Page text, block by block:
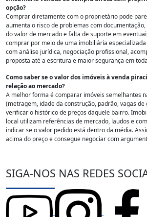
opção?
Comprar diretamente com o proprietário pode
aumenta o risco de problemas com
do valor de mercado e falta de suporte em
comprar por meio de uma imobiliária
com análise jurídica, negociação profissional,
proposta até a escritura e maior segurança em
Como saber se o valor dos imóveis à venda
relação ao mercado?
A melhor forma é comparar imóveis semelhantes
(metragem, idade da construção, padrão, vagas
verificar o histórico de preços daquele bairro.
local utilizam referências de mercado, laudos e
indicar se o valor pedido está dentro da média.
acima do preço e consegue negociar com
SIGA-NOS NAS REDES